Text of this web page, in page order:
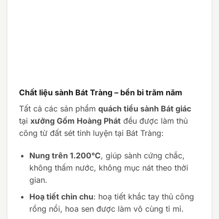
Chất liệu sành Bát Tràng – bền bỉ trăm năm
Tất cả các sản phẩm quách tiểu sành Bát giác
tại xưởng Gốm Hoàng Phát đều được làm thủ
công từ đất sét tinh luyện tại Bát Tràng:
Nung trên 1.200°C, giúp sành cứng chắc,
không thấm nước, không mục nát theo thời
gian.
Hoạ tiết chỉn chu: hoạ tiết khắc tay thủ công
rồng nổi, hoa sen được làm vô cùng tỉ mỉ.